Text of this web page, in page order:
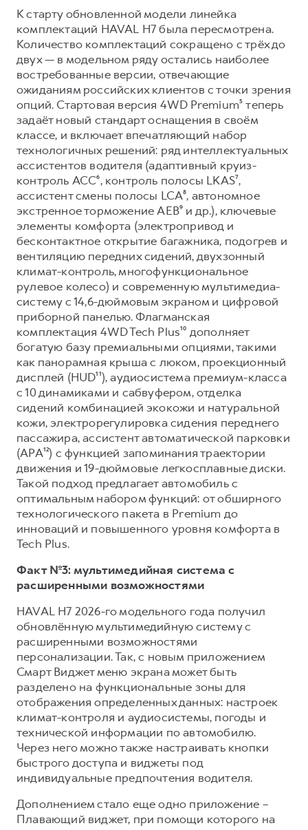
К старту обновленной модели линейка
комплектаций HAVAL H7 была пересмотрена.
Количество комплектаций сокращено с трёх до
двух — в модельном ряду остались наиболее
востребованные версии, отвечающие
ожиданиям российских клиентов с точки зрения
опций. Стартовая версия 4WD Premium⁵ теперь
задаёт новый стандарт оснащения в своём
классе, и включает впечатляющий набор
технологичных решений: ряд интеллектуальных
ассистентов водителя (адаптивный круиз-
контроль ACC⁶, контроль полосы LKAS⁷,
ассистент смены полосы LCA⁸, автономное
экстренное торможение AEB⁹ и др.), ключевые
элементы комфорта (электропривод и
бесконтактное открытие багажника, подогрев и
вентиляцию передних сидений, двухзонный
климат-контроль, многофункциональное
рулевое колесо) и современную мультимедиа-
систему с 14,6-дюймовым экраном и цифровой
приборной панелью. Флагманская
комплектация 4WD Tech Plus¹⁰ дополняет
богатую базу премиальными опциями, такими
как панорамная крыша с люком, проекционный
дисплей (HUD¹¹), аудиосистема премиум-класса
с 10 динамиками и сабвуфером, отделка
сидений комбинацией экокожи и натуральной
кожи, электрорегулировка сидения переднего
пассажира, ассистент автоматической парковки
(APA¹²) с функцией запоминания траектории
движения и 19-дюймовые легкосплавные диски.
Такой подход предлагает автомобиль с
оптимальным набором функций: от обширного
технологического пакета в Premium до
инноваций и повышенного уровня комфорта в
Tech Plus.
Факт №3: мультимедийная система с
расширенными возможностями
HAVAL H7 2026-го модельного года получил
обновлённую мультимедийную систему с
расширенными возможностями
персонализации. Так, с новым приложением
Смарт Виджет меню экрана может быть
разделено на функциональные зоны для
отображения определенных данных: настроек
климат-контроля и аудиосистемы, погоды и
технической информации по автомобилю.
Через него можно также настраивать кнопки
быстрого доступа и виджеты под
индивидуальные предпочтения водителя.
Дополнением стало еще одно приложение –
Плавающий виджет, при помощи которого на